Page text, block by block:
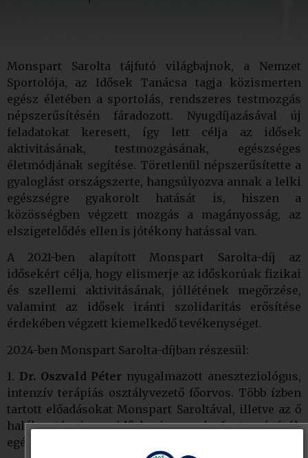
Monspart Sarolta tájfutó világbajnok, a Nemzet
Sportolója, az Idősek Tanácsa tagja közismerten
egész életében a sportolás, rendszeres testmozgás
népszerűsítésén fáradozott. Nyugdíjazásával új
feladatokat keresett, így lett célja az idősek
aktivitásának, testmozgásának, egészséges
életmódjának segítése. Töretlenül népszerűsítette a
gyaloglást országszerte, hangsúlyozva annak a lelki
egészségre gyakorolt hatását is, hiszen a
közösségben végzett mozgás a magányosság, az
elszigetelődés ellen is jótékony hatással van.
A 2021-ben alapított Monspart Sarolta-díj az
idősekért célja, hogy elismerje az időskorúak fizikai
és szellemi aktivitásának, jóllétének megőrzése,
valamint az idősek iránti szolidaritás erősítése
érdekében végzett kiemelkedő tevékenységet.
2024-ben Monspart Sarolta-díjban részesül:
1. Dr. Oszvald Péter nyugalmazott aneszteziológus,
intenzív terápiás osztályvezető főorvos. Több ízben
tartott előadásokat Monspart Saroltával, illetve az ő
halála után is az időskori mozgás fontosságáról,
egészségügyi hatásairól.